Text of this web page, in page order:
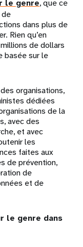
le genre, que ce
dans plus de
Rien qu’en
de dollars
basée sur le
organisations,
dédiées
de la
avec des
et avec
les
faites aux
de prévention,
de
et de
le genre dans